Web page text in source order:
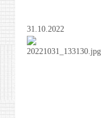
31.10.2022